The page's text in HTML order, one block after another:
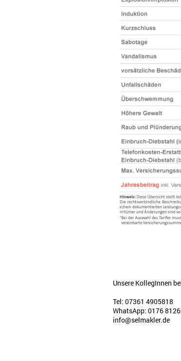
Unsere KollegInnen
Tel: 07361 4905818
WhatsApp: 0176
info@selmakler.de